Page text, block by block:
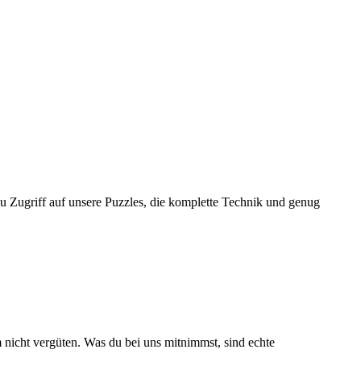
auf unsere Puzzles, die komplette Technik und genug
vergüten. Was du bei uns mitnimmst, sind echte